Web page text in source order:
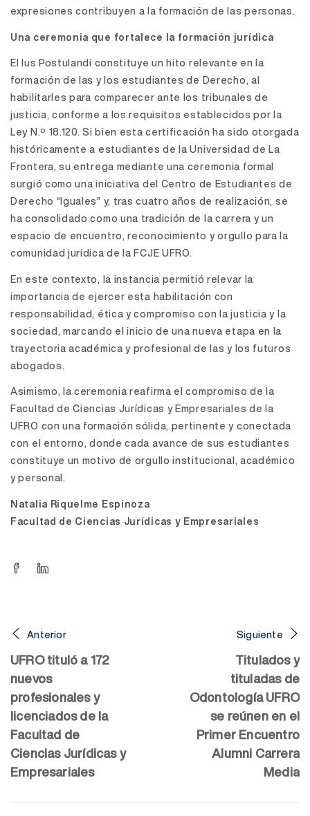
expresiones contribuyen a la formación de las personas.
Una ceremonia que fortalece la formación jurídica
El Ius Postulandi constituye un hito relevante en la
formación de las y los estudiantes de Derecho, al
habilitarles para comparecer ante los tribunales de
justicia, conforme a los requisitos establecidos por la
Ley N.º 18.120. Si bien esta certificación ha sido otorgada
históricamente a estudiantes de la Universidad de La
Frontera, su entrega mediante una ceremonia formal
surgió como una iniciativa del Centro de Estudiantes de
Derecho “Iguales” y, tras cuatro años de realización, se
ha consolidado como una tradición de la carrera y un
espacio de encuentro, reconocimiento y orgullo para la
comunidad jurídica de la FCJE UFRO.
En este contexto, la instancia permitió relevar la
importancia de ejercer esta habilitación con
responsabilidad, ética y compromiso con la justicia y la
sociedad, marcando el inicio de una nueva etapa en la
trayectoria académica y profesional de las y los futuros
abogados.
Asimismo, la ceremonia reafirma el compromiso de la
Facultad de Ciencias Jurídicas y Empresariales de la
UFRO con una formación sólida, pertinente y conectada
con el entorno, donde cada avance de sus estudiantes
constituye un motivo de orgullo institucional, académico
y personal.
Natalia Riquelme Espinoza
Facultad de Ciencias Jurídicas y Empresariales
Anterior
UFRO tituló a 172
nuevos
profesionales y
licenciados de la
Facultad de
Ciencias Jurídicas y
Empresariales
Siguiente
Titulados y
tituladas de
Odontología UFRO
se reúnen en el
Primer Encuentro
Alumni Carrera
Media